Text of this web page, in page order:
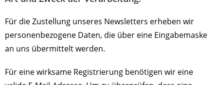
Für die Zustellung unseres Newsletters erheben wir
personenbezogene Daten, die über eine Eingabemaske
an uns übermittelt werden.
Für eine wirksame Registrierung benötigen wir eine